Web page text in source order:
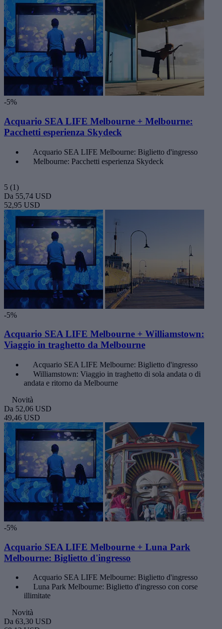
-5%
Acquario SEA LIFE Melbourne + Melbourne:
Pacchetti esperienza Skydeck
Acquario SEA LIFE Melbourne: Biglietto d'ingresso
Melbourne: Pacchetti esperienza Skydeck
5 (1)
Da 55,74 USD
52,95 USD
-5%
Acquario SEA LIFE Melbourne + Williamstown:
Viaggio in traghetto da Melbourne
Acquario SEA LIFE Melbourne: Biglietto d'ingresso
Williamstown: Viaggio in traghetto di sola andata o di
andata e ritorno da Melbourne
Novità
Da 52,06 USD
49,46 USD
-5%
Acquario SEA LIFE Melbourne + Luna Park
Melbourne: Biglietto d'ingresso
Acquario SEA LIFE Melbourne: Biglietto d'ingresso
Luna Park Melbourne: Biglietto d'ingresso con corse
illimitate
Novità
Da 63,30 USD